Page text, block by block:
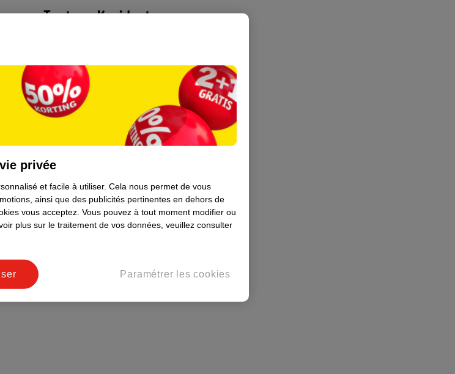
Tout sur Kruidvat
Formule commerciale
Coordonnées de l’entreprise
Plus durable
privée
et facile à utiliser. Cela nous permet de vous
ainsi que des publicités pertinentes en dehors de
vous acceptez. Vous pouvez à tout moment modifier ou
plus sur le traitement de vos données, veuillez consulter
Paramétrer les cookies